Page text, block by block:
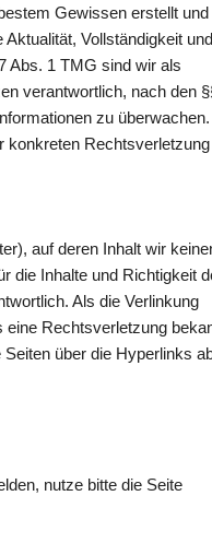
Gewissen erstellt und
Vollständigkeit und
Abs. 1 TMG sind wir als
verantwortlich, nach den
zu
konkreten
auf deren Inhalt wir
die Inhalte und Richtigkeit
Als die Verlinkung
Rechtsverletzung
über die Hyperlinks
nutze bitte die Seite